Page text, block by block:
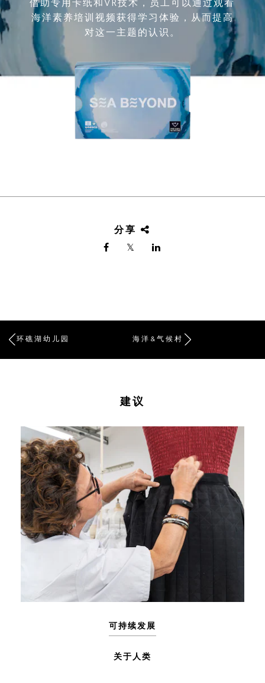
借助专用卡纸和VR技术，员工可以通过观看
海洋素养培训视频获得学习体验，从而提高
对这一主题的认识。
分享
环礁湖幼儿园 海洋&气候村
建议
可持续发展
关于人类